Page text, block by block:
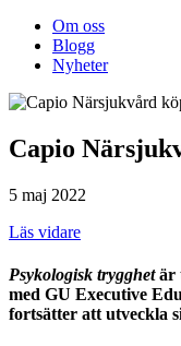
Om oss
Blogg
Nyheter
Capio
5 maj 2022
Läs vidare
Psykologisk trygghetär
med GU Executive
fortsätter att utveckla